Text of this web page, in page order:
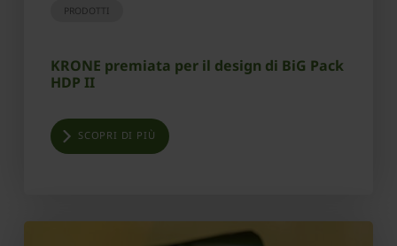
PRODOTTI
KRONE premiata per il design di BiG Pack
HDP II
SCOPRI DI PIÙ